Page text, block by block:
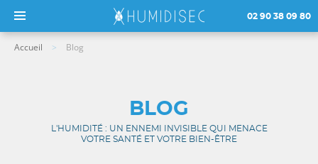
02 90 38 09 80
Accueil Blog
BLOG
L'HUMIDITÉ : UN ENNEMI INVISIBLE QUI MENACE
VOTRE SANTÉ ET VOTRE BIEN-ÊTRE